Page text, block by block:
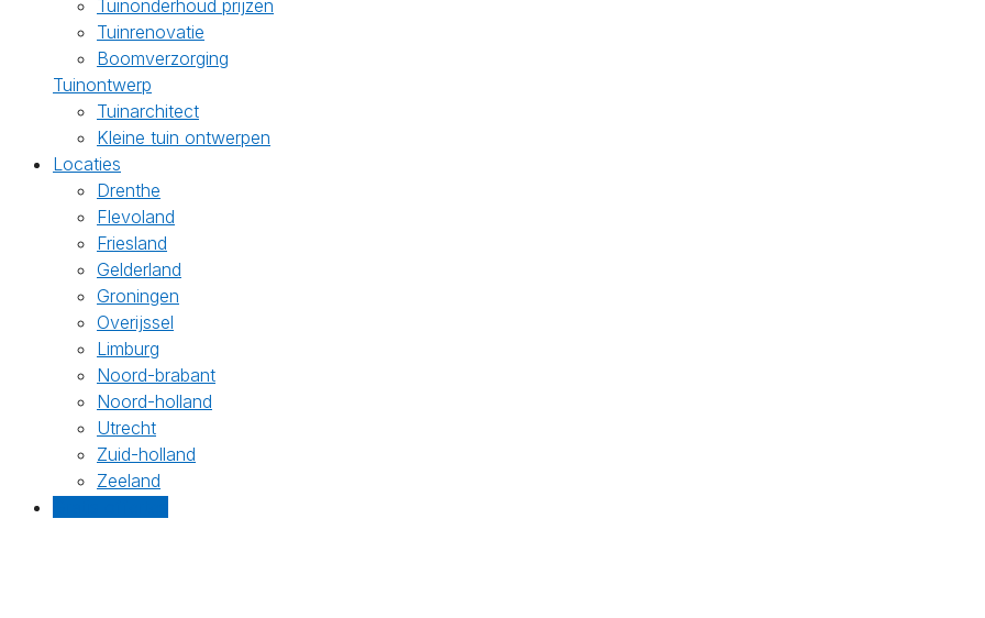
Tuinonderhoud prijzen
Tuinrenovatie
Boomverzorging
Tuinontwerp
Tuinarchitect
Kleine tuin ontwerpen
Locaties
Drenthe
Flevoland
Friesland
Gelderland
Groningen
Overijssel
Limburg
Noord-brabant
Noord-holland
Utrecht
Zuid-holland
Zeeland